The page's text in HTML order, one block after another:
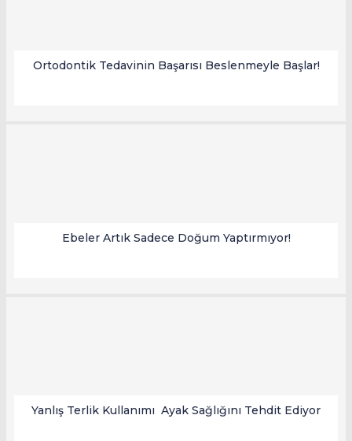
Ortodontik Tedavinin Başarısı Beslenmeyle Başlar!
Ebeler Artık Sadece Doğum Yaptırmıyor!
Yanlış Terlik Kullanımı Ayak Sağlığını Tehdit Ediyor